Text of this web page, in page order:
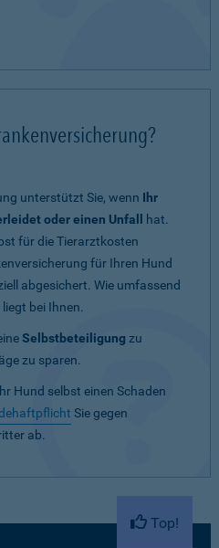
unterstützt Sie, wenn Ihr
oder einen Unfall
hat.
für die Tierarztkosten
für Ihren Hund
abgesichert. Wie umfassend
bei Ihnen.
Selbstbeteiligung zu
zu sparen.
Hund selbst einen Schaden
Sie gegen
ab.
Top!